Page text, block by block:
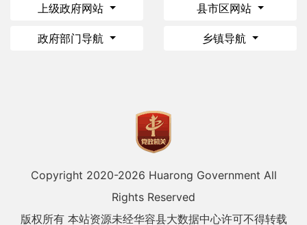
上级政府网站 县市区网站
政府部门导航 乡镇导航
Copyright 2020-2026 Huarong Government All
Rights Reserved
版权所有 本站资源未经华容县大数据中心许可不得转载